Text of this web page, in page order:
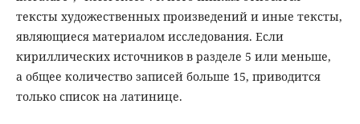
тексты художественных произведений и иные тексты,
являющиеся материалом исследования. Если
кириллических источников в разделе 5 или меньше,
а общее количество записей больше 15, приводится
только список на латинице.